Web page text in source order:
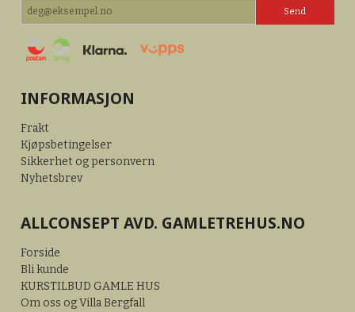
INFORMASJON
Frakt
Kjøpsbetingelser
Sikkerhet og personvern
Nyhetsbrev
ALLCONSEPT AVD. GAMLETREHUS.NO
Forside
Bli kunde
KURSTILBUD GAMLE HUS
Om oss og Villa Bergfall